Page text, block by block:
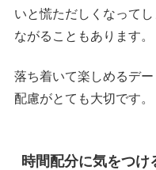
いと慌ただしくなって
ながることもあります。
落ち着いて楽しめるデ
配慮がとても大切です。
時間配分に気をつけ